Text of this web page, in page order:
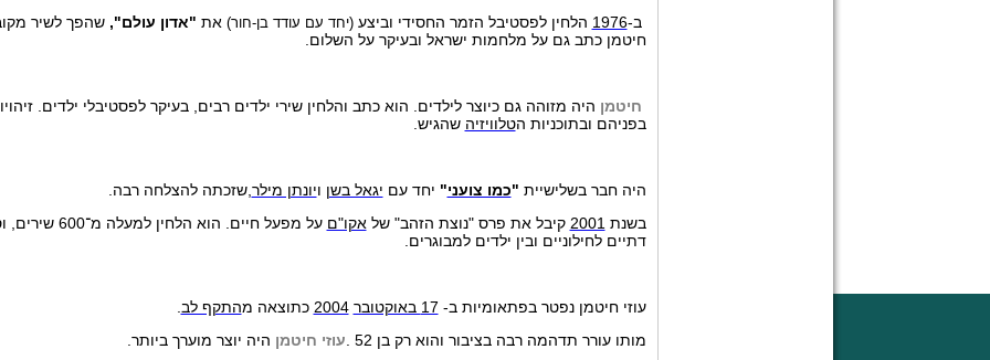
ב-1976 הלחין לפסטיבל הזמר החסידי וביצע(יחד עם עודד בן-חור)את "אדון עולם", שהפך לשיר
חיטמן כתב גם על מלחמות ישראל ובעיקר על השלום.
חיטמן היה מזוהה גם כיוצר לילדים. הוא כתב והלחין שירי ילדים רבים, בעיקר לפסטיבלי ילדים.
בפניהם ובתוכניות הטלוויזיה שהגיש.
היה חבר בשלישיית "כמו צועני" יחד עם יגאל בשן ויונתן מילר ,שזכתה להצלחה רבה.
בשנת 2001 קיבל את פרס "נוצת הזהב" שלאקו"ם
על מפעל חיים.
דתיים לחילוניים ובין ילדים למבוגרים.
עוזי חיטמן נפטר בפתאומיות ב- 17 באוקטובר 2004 כתוצאה מהתקף לב
מותו עורר תדהמה רבה בציבור והוא רק בן 52 .
עוזי חיטמן היה יוצר מוערך ביותר.